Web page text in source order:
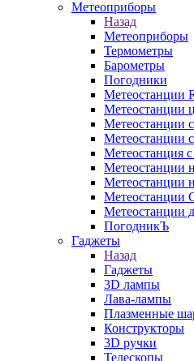
Метеоприборы
Назад
Метеоприборы
Термометры
Барометры
Погодники
Метеостанции
Метеостанции
Метеостанции
Метеостанции
Метеостанция
Метеостанции
Метеостанции
Метеостанции
Метеостанции
ПогодникЪ
Гаджеты
Назад
Гаджеты
3D лампы
Лава-лампы
Плазменные
Конструкторы
3D ручки
Телескопы